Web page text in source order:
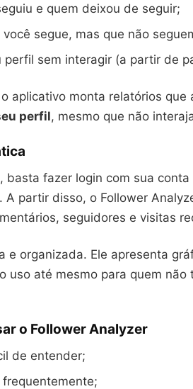
e quem deixou de seguir;
segue, mas que não
perfil sem interagir (a partir de
aplicativo monta relatórios que
perfil, mesmo que não
basta fazer login com sua
A partir disso, o Follower
seguidores e visitas
e organizada. Ele apresenta
uso até mesmo para quem não
o Follower Analyzer
de entender;